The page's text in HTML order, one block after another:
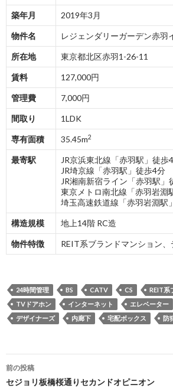
築年月 2019年3月
物件名 レジェンダリーガーデン赤羽
所在地 東京都北区赤羽1-26-11
賃料 127,000円
管理費 7,000円
間取り 1LDK
専有面積 35.45m2
最寄駅
JR京浜東北線「赤羽駅」徒歩
JR埼京線「赤羽駅」徒歩4分
JR湘南新宿ライン「赤羽駅」
東京メトロ南北線「赤羽岩淵
埼玉高速鉄道線「赤羽岩淵駅
構造規模 地上14階 RC造
物件特徴 REIT系ブランドマンション
24時間管理 BS CATV CS
REIT系
TVドアホン
インターネット エレベーター
デザイナーズ
内廊下 宅配ボックス 防
投
稿
前の投稿
セジョリ板橋桜通りセカンドオピニオン